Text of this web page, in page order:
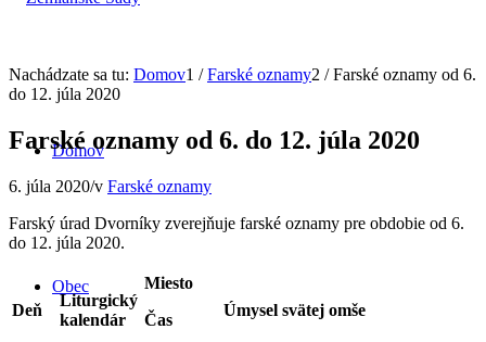
Domov
Obec
Nachádzate sa tu: Domov1 / Farské oznamy2 / Farské oznamy od 6.
do 12. júla 2020
Farské oznamy od 6. do 12. júla 2020
6. júla 2020/v Farské oznamy
Farský úrad Dvorníky zverejňuje farské oznamy pre obdobie od 6.
do 12. júla 2020.
Deň
Liturgický
kalendár
Miesto
Čas
Úmysel svätej omše